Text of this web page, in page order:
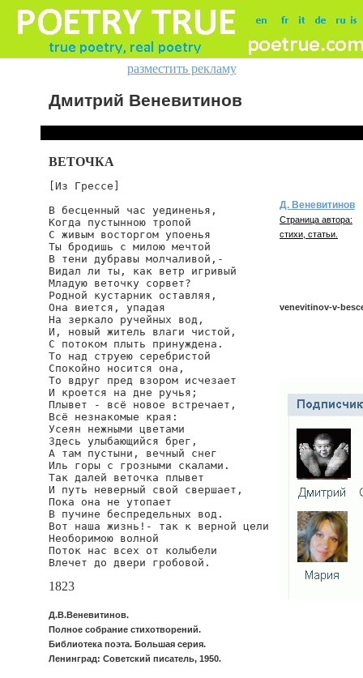
разместить рекламу
Дмитрий Веневитинов
ВЕТОЧКА
[Из Грессе]
В бесценный час уединенья,
Когда пустынною тропой
С живым восторгом упоенья
Ты бродишь с милою мечтой
В тени дубравы молчаливой,-
Видал ли ты, как ветр игривый
Младую веточку сорвет?
Родной кустарник оставляя,
Она виется, упадая
На зеркало ручейных вод,
И, новый житель влаги чистой,
С потоком плыть принуждена.
То над струею серебристой
Спокойно носится она,
То вдруг пред взором исчезает
И кроется на дне ручья;
Плывет - всё новое встречает,
Всё незнакомые края:
Усеян нежными цветами
Здесь улыбающийся брег,
А там пустыни, вечный снег
Иль горы с грозными скалами.
Так далей веточка плывет
И путь неверный свой свершает,
Пока она не утопает
В пучине беспредельных вод.
Вот наша жизнь!- так к верной цели
Необоримою волной
Поток нас всех от колыбели
Влечет до двери гробовой.
1823
Д.В.Веневитинов.
Полное собрание стихотворений.
Библиотека поэта. Большая серия.
Ленинград: Советский писатель, 1950.
Д. Веневитинов
Страница автора:
стихи, статьи.
venevitinov-v-